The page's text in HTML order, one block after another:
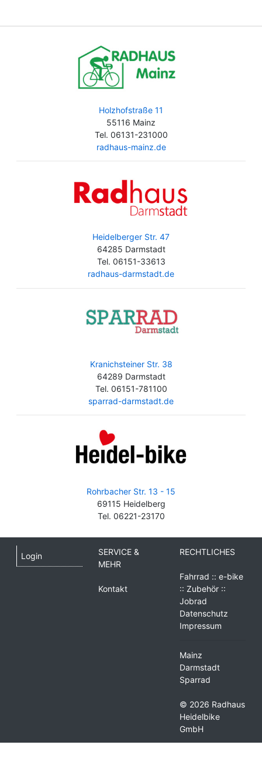
Holzhofstraße 11
55116 Mainz
Tel. 06131-231000
radhaus-mainz.de
Heidelberger Str. 47
64285 Darmstadt
Tel. 06151-33613
radhaus-darmstadt.de
Kranichsteiner Str. 38
64289 Darmstadt
Tel. 06151-781100
sparrad-darmstadt.de
Rohrbacher Str. 13 - 15
69115 Heidelberg
Tel. 06221-23170
Login
SERVICE &
MEHR
Kontakt
RECHTLICHES
Fahrrad :: e-bike
:: Zubehör ::
Jobrad
Datenschutz
Impressum
Mainz
Darmstadt
Sparrad
© 2026 Radhaus
Heidelbike
GmbH